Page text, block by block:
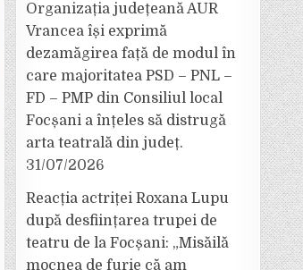
Organizația județeană AUR
Vrancea își exprimă
dezamăgirea față de modul în
care majoritatea PSD – PNL –
FD – PMP din Consiliul local
Focșani a înțeles să distrugă
arta teatrală din județ.
31/07/2026
Reacția actriței Roxana Lupu
după desființarea trupei de
teatru de la Focșani: „Misăilă
mocnea de furie că am